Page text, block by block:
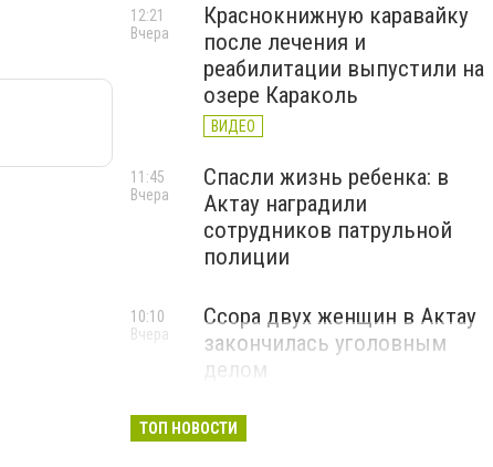
Краснокнижную каравайку
после лечения и
реабилитации выпустили на
озере Караколь
ВИДЕО
12:21
Вчера
Спасли жизнь ребенка: в
Актау наградили
сотрудников патрульной
полиции
11:45
Вчера
Ссора двух женщин в Актау
закончилась уголовным
делом
10:10
Вчера
ТОП НОВОСТИ